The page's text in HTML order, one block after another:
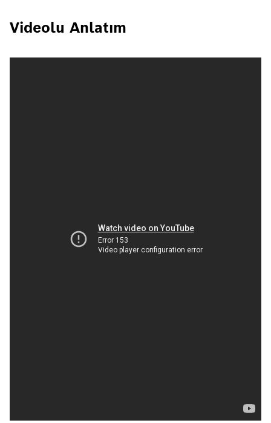
Videolu Anlatım